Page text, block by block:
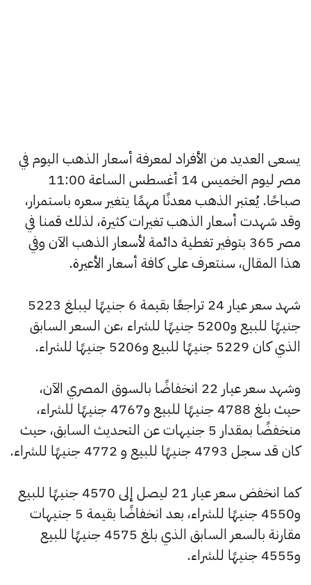
يسعى العديد من الأفراد لمعرفة أسعار الذهب اليوم في
مصر ليوم الخميس 14 أغسطس الساعة 11:00
صباحًا. يُعتبر الذهب معدنًا مهمًا يتغير سعره باستمرار،
وقد شهدت أسعار الذهب تغيرات كثيرة، لذلك قمنا في
مصر 365 بتوفير تغطية دائمة لأسعار الذهب الآن وفي
هذا المقال، سنتعرف على كافة أسعار الأعيرة.
شهد سعر عيار 24 تراجعًا بقيمة 6 جنيهًا ليبلغ 5223
جنيهًا للبيع و5200 جنيهًا للشراء ،عن السعر السابق
الذي كان 5229 جنيهًا للبيع و5206 جنيهًا للشراء.
وشهد سعر عيار 22 انخفاضًا بالسوق المصري الآن،
حيث بلغ 4788 جنيهًا للبيع و4767 جنيهًا للشراء،
منخفضًا بمقدار 5 جنيهات عن التحديث السابق، حيث
كان قد سجل 4793 جنيهًا للبيع و 4772 جنيهًا للشراء.
كما انخفض سعر عيار 21 ليصل إلى 4570 جنيهًا للبيع
و4550 جنيهًا للشراء، بعد انخفاضًا بقيمة 5 جنيهات
مقارنة بالسعر السابق الذي بلغ 4575 جنيهًا للبيع
و4555 جنيهًا للشراء.